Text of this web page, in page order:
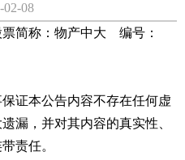
02-08
称：物产中大 编号：
本公告内容不存在任何虚
漏，并对其内容的真实性、
责任。